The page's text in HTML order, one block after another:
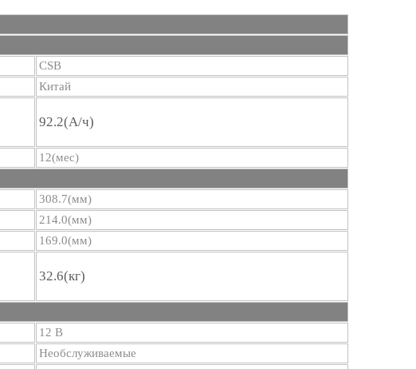
CSB
Китай
92.2(А/ч)
12(мес)
308.7(мм)
214.0(мм)
169.0(мм)
32.6(кг)
12 В
Необслуживаемые